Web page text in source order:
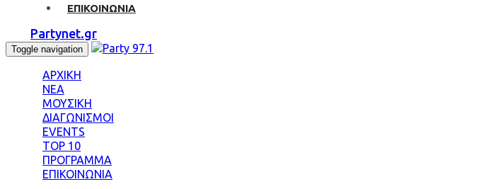
ΕΠΙΚΟΙΝΩΝΙΑ
Partynet.gr
Toggle navigation
ΑΡΧΙΚΗ
ΝΕΑ
ΜΟΥΣΙΚΗ
ΔΙΑΓΩΝΙΣΜΟΙ
EVENTS
TOP 10
ΠΡΟΓΡΑΜΜΑ
ΕΠΙΚΟΙΝΩΝΙΑ